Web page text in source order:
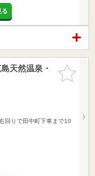
る
お気に入
りに追加
天然温泉・
回りで田中町下車まで10